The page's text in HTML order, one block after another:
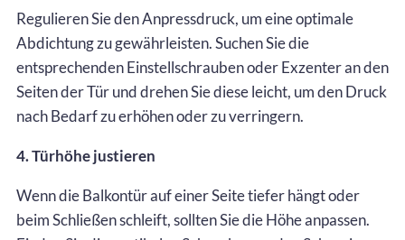
Regulieren Sie den Anpressdruck, um eine optimale
Abdichtung zu gewährleisten. Suchen Sie die
entsprechenden Einstellschrauben oder Exzenter an den
Seiten der Tür und drehen Sie diese leicht, um den Druck
nach Bedarf zu erhöhen oder zu verringern.
4. Türhöhe justieren
Wenn die Balkontür auf einer Seite tiefer hängt oder
beim Schließen schleift, sollten Sie die Höhe anpassen.